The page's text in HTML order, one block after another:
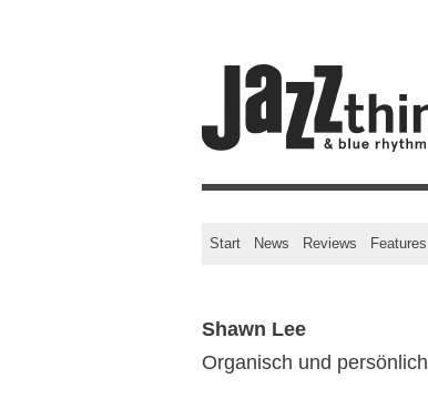
Start News Reviews Features
Shawn Lee
Organisch und persönlich